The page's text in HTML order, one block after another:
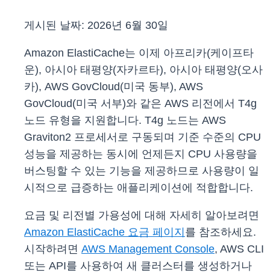
게시된 날짜: 2026년 6월 30일
Amazon ElastiCache는 이제 아프리카(케이프타
운), 아시아 태평양(자카르타), 아시아 태평양(오사
카), AWS GovCloud(미국 동부), AWS
GovCloud(미국 서부)와 같은 AWS 리전에서 T4g
노드 유형을 지원합니다. T4g 노드는 AWS
Graviton2 프로세서로 구동되며 기준 수준의 CPU
성능을 제공하는 동시에 언제든지 CPU 사용량을
버스팅할 수 있는 기능을 제공하므로 사용량이 일
시적으로 급증하는 애플리케이션에 적합합니다.
요금 및 리전별 가용성에 대해 자세히 알아보려면
Amazon ElastiCache 요금 페이지 를 참조하세요.
시작하려면 AWS Management Console, AWS CLI
또는 API를 사용하여 새 클러스터를 생성하거나